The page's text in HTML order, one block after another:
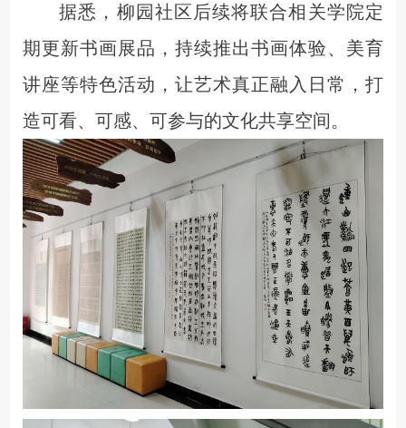
据悉， 柳园社区后续将联合相关学院定
期更新书画展品，持续推出书画体验、美育
讲座等特色活动，让艺术真正融入日常，打
造可看、可感、可参与的文化共享空间。